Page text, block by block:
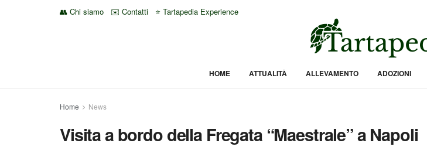
👥 Chi siamo ✉️ Contatti ⭐ Tartapedia Experience
HOME ATTUALITÀ ALLEVAMENTO ADOZIONI
Home News
Visita a bordo della Fregata “Maestrale” a Napoli